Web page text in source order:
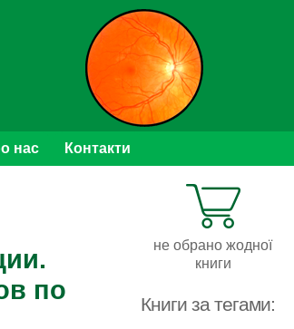
нас Контакти
по
не обрано жодної
книги
Книги за тегами: